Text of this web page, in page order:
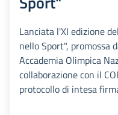
Lanciata l'XI edizione
nello Sport", promossa
Accademia Olimpica
collaborazione con il
protocollo di intesa